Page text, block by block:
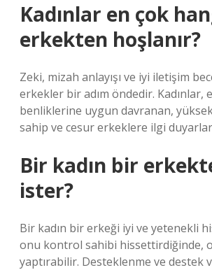
Kadınlar en çok
erkekten hoşlanır?
Zeki, mizah anlayışı ve iyi iletişim
erkekler bir adım öndedir. Kadınlar,
benliklerine uygun davranan,
sahip ve cesur erkeklere ilgi
Bir kadın bir
ister?
Bir kadın bir erkeği iyi ve yetenekli
onu kontrol sahibi hissettirdiğinde,
yaptırabilir. Desteklenme ve destek